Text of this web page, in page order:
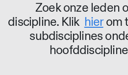
Zoek onze leden
discipline. Klik hierom
subdisciplines